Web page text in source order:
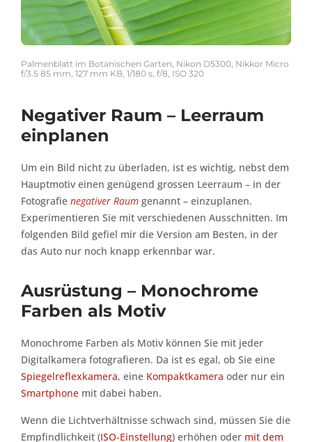
Palmenblatt im Botanischen Garten, Nikon D5300, Nikkor Micro
f/3.5 85 mm, 127 mm KB, 1/180 s, f/8, ISO 320
Negativer Raum – Leerraum
einplanen
Um ein Bild nicht zu überladen, ist es wichtig, nebst dem
Hauptmotiv einen genügend grossen Leerraum – in der
Fotografie negativer Raum genannt – einzuplanen.
Experimentieren Sie mit verschiedenen Ausschnitten. Im
folgenden Bild gefiel mir die Version am Besten, in der
das Auto nur noch knapp erkennbar war.
Ausrüstung – Monochrome
Farben als Motiv
Monochrome Farben als Motiv können Sie mit jeder
Digitalkamera fotografieren. Da ist es egal, ob Sie eine
Spiegelreflexkamera, eine Kompaktkamera oder nur ein
Smartphone mit dabei haben.
Wenn die Lichtverhältnisse schwach sind, müssen Sie die
Empfindlichkeit (ISO-Einstellung) erhöhen oder mit dem